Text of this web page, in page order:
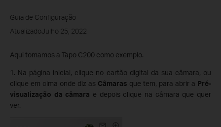
Guia de Configuração
AtualizadoJulho 25, 2022
Aqui tomamos a Tapo C200 como exemplo.
1. Na página inicial, clique no cartão digital da sua câmara, ou
clique em cima onde diz as Câmaras que tem, para abrir a Pré-
visualização da câmara e depois clique na câmara que quer
ver.